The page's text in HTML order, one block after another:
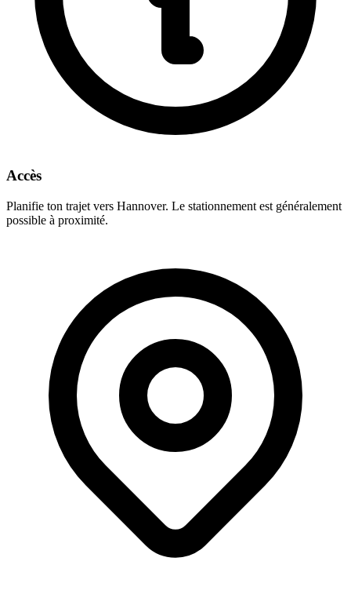
Accès
Planifie ton trajet vers Hannover. Le stationnement est généralement
possible à proximité.